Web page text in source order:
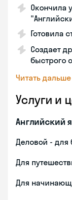
Окончила
Готовила
Создает
быстрого
Читать дальше
Услуги и
Английский
Деловой - для
Для
Для